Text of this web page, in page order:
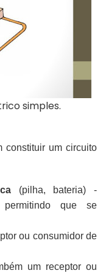
simples.
constituir um circuito
(pilha, bateria) -
que se
ou consumidor de
um receptor ou